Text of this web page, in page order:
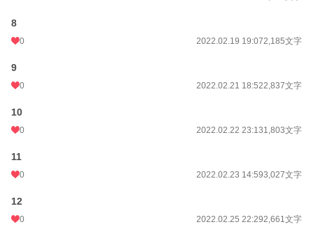
8
0 2022.02.19 19:072,185文字
9
0 2022.02.21 18:522,837文字
10
0 2022.02.22 23:131,803文字
11
0 2022.02.23 14:593,027文字
12
0 2022.02.25 22:292,661文字